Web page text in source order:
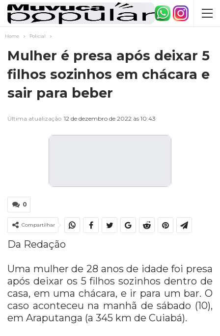
Home Policial
Mulher é presa após deixar 5
filhos sozinhos em chácara e
sair para beber
Última atualização 12 de dezembro de 2022 às 10:43
0
Compartilhar
Da Redação
Uma mulher de 28 anos de idade foi presa
após deixar os 5 filhos sozinhos dentro de
casa, em uma chácara, e ir para um bar. O
caso aconteceu na manhã de sábado (10),
em Araputanga (a 345 km de Cuiabá).